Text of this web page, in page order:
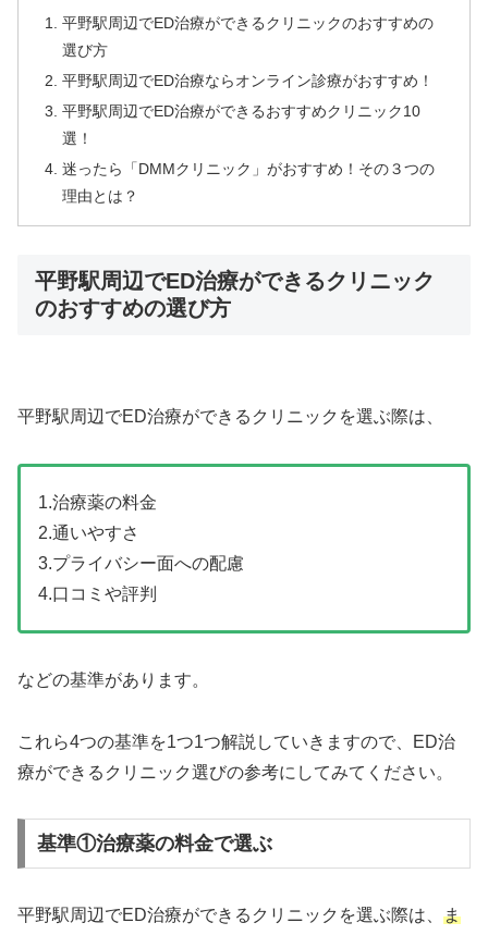
平野駅周辺でED治療ができるクリニックのおすすめの
選び方
平野駅周辺でED治療ならオンライン診療がおすすめ！
平野駅周辺でED治療ができるおすすめクリニック10
選！
迷ったら「DMMクリニック」がおすすめ！その３つの
理由とは？
平野駅周辺でED治療ができるクリニック
のおすすめの選び方
平野駅周辺でED治療ができるクリニックを選ぶ際は、
1.治療薬の料金
2.通いやすさ
3.プライバシー面への配慮
4.口コミや評判
などの基準があります。
これら4つの基準を1つ1つ解説していきますので、ED治
療ができるクリニック選びの参考にしてみてください。
基準①治療薬の料金で選ぶ
平野駅周辺でED治療ができるクリニックを選ぶ際は、 ま